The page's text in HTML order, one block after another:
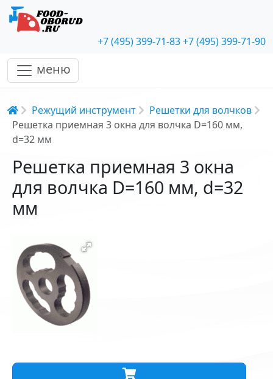
+7 (495) 399-71-83+7 (495) 399-71-90
меню
Строка навигации
Режущий инструмент
Решетки для волчков
Решетка приемная 3 окна для волчка D=160 мм,
d=32 мм
Решетка приемная 3 окна
для волчка D=160 мм, d=32
мм